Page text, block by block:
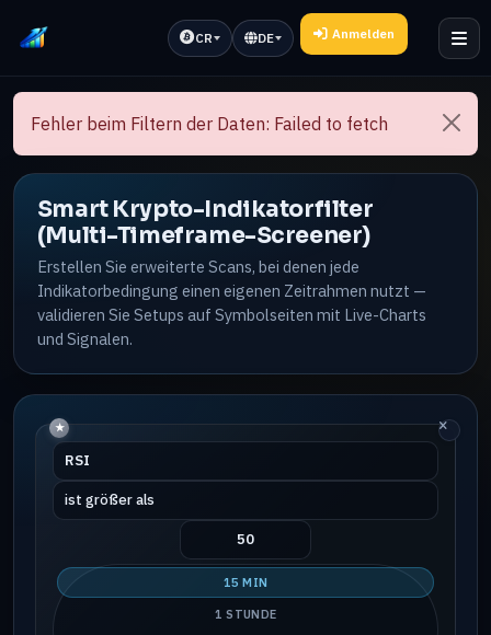
CR DE Anmelden
Fehler beim Filtern der Daten: Failed to fetch
Smart Krypto-Indikatorfilter
(Multi-Timeframe-Screener)
Erstellen Sie erweiterte Scans, bei denen jede
Indikatorbedingung einen eigenen Zeitrahmen nutzt —
validieren Sie Setups auf Symbolseiten mit Live-Charts
und Signalen.
15 MIN
1 STUNDE